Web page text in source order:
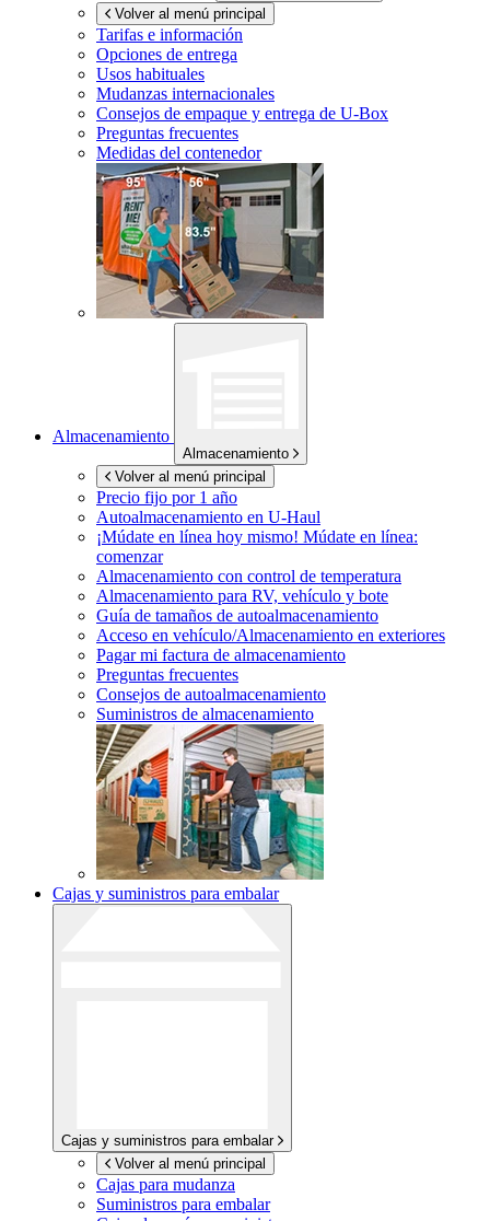
Volver al menú principal
Tarifas e información
Opciones de entrega
Usos habituales
Mudanzas internacionales
Consejos de empaque y entrega de U-Box
Preguntas frecuentes
Medidas del contenedor
Almacenamiento
Almacenamiento
Volver al menú principal
Precio fijo por 1 año
Autoalmacenamiento en U-Haul
¡Múdate en línea hoy mismo! Múdate en línea:
comenzar
Almacenamiento con control de temperatura
Almacenamiento para RV, vehículo y bote
Guía de tamaños de autoalmacenamiento
Acceso en vehículo/Almacenamiento en exteriores
Pagar mi factura de almacenamiento
Preguntas frecuentes
Consejos de autoalmacenamiento
Suministros de almacenamiento
Cajas y suministros para embalar
Cajas y suministros para embalar
Volver al menú principal
Cajas para mudanza
Suministros para embalar